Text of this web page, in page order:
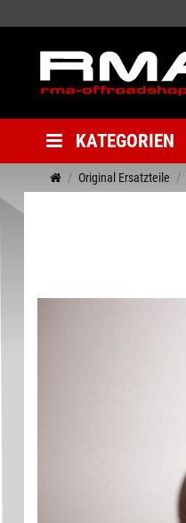
KATEGORIEN
Original Ersatzteile